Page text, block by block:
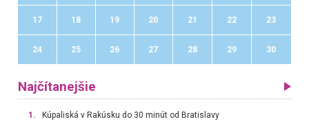
17 18 19 20 21 22 23
24 25 26 27 28 29 30
Najčítanejšie
1. Kúpaliská v Rakúsku do 30 minút od Bratislavy